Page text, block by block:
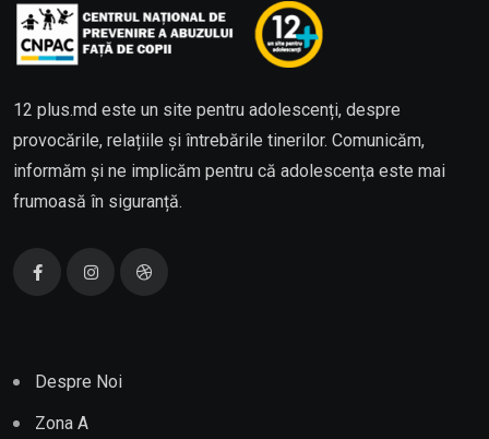
12 plus.md este un site pentru adolescenți, despre
provocările, relațiile și întrebările tinerilor. Comunicăm,
informăm și ne implicăm pentru că adolescența este mai
frumoasă în siguranță.
Despre Noi
Zona A